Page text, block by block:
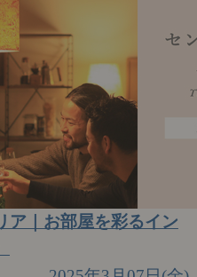
ア｜お部屋を彩るイン